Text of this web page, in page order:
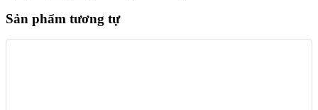
Sản phẩm tương tự